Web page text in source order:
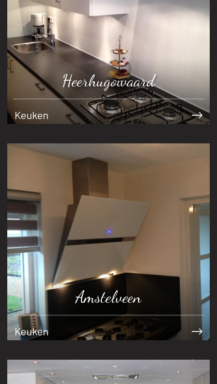
Heerhugowaard
Keuken
Amstelveen
Keuken